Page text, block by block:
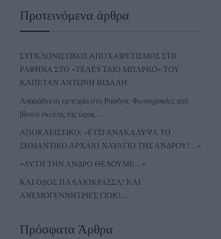
Προτεινόμενα άρθρα
ΣΥΓΚΛΟΝΙΣΤΙΚΟΣ ΑΠΟΧΑΙΡΕΤΙΣΜΟΣ ΣΤΗ
ΡΑΦΗΝΑ ΣΤΟ «ΤΕΛΕΥΤΑΙΟ ΜΠΑΡΚΟ» ΤΟΥ
ΚΑΠΕΤΑΝ ΑΝΤΩΝΗ ΒΙΔΑΛΗ
Απαράδεκτη εμπειρία στη Ραφήνα. Φωτογραφίες από
βίντεο εκείνης της ώρας…
ΑΠΟΚΛΕΙΣΤΙΚΟ: «ΕΤΣΙ ΑΝΑΚΑΛΥΨΑ ΤΟ
ΣΗΜΑΝΤΙΚΟ ΑΡΧΑΙΟ ΝΑΥΑΓΙΟ ΤΗΣ ΑΝΔΡΟΥ!…»
«ΑΥΤΗ ΤΗΝ ΑΝΔΡΟ ΘΕΛΟΥΜΕ…»
ΚΑΙ ΟΔΟΣ ΠΑΛΑIΟΚΡΑΣΣΑ! ΚΑΙ
ΑΝΕΜΟΓΕΝΝΗΤΡΙΕΣ ΓΙΟΚ!…
Πρόσφατα Άρθρα